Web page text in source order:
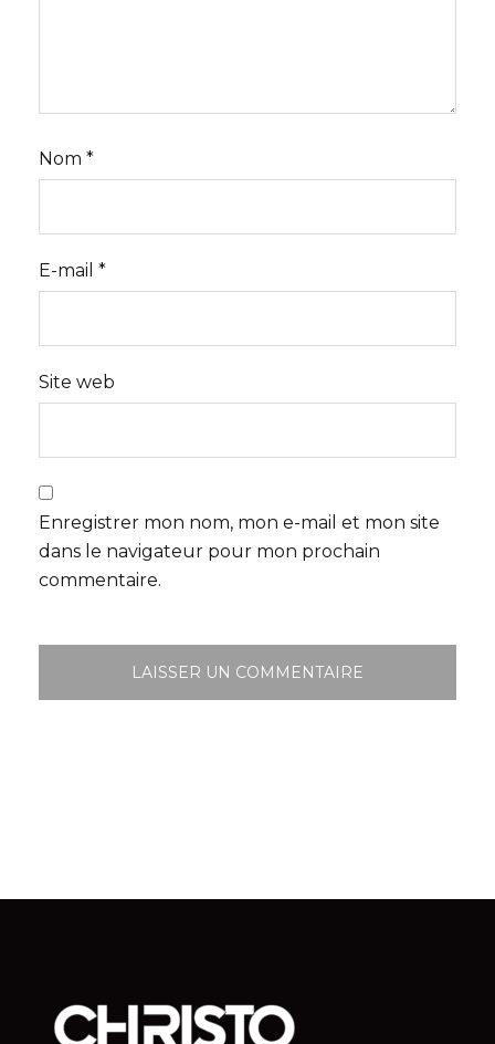
Nom *
E-mail *
Site web
Enregistrer mon nom, mon e-mail et mon site
dans le navigateur pour mon prochain
commentaire.